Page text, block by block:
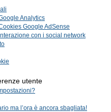
Analytics
Google AdSense
con i social network
utente
ma l’ora è ancora sbagliata!